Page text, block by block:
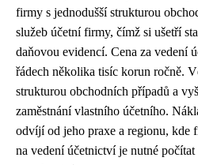
firmy s jednodušší strukturou
služeb účetní firmy, čímž si ušetří
daňovou evidencí. Cena za vedení
řádech několika tisíc korun ročně.
strukturou obchodních případů a
zaměstnání vlastního účetního.
odvíjí od jeho praxe a regionu, kde
na vedení účetnictví je nutné